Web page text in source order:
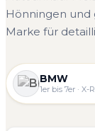
Hönningen und
Marke für
BMW
1er bis 7er · X-